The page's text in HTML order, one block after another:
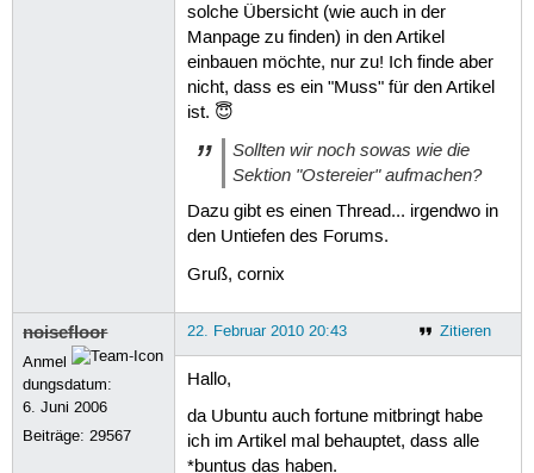
solche Übersicht (wie auch in der
Manpage zu finden) in den Artikel
einbauen möchte, nur zu! Ich finde aber
nicht, dass es ein "Muss" für den Artikel
ist. 😇
Sollten wir noch sowas wie die
Sektion "Ostereier" aufmachen?
Dazu gibt es einen Thread... irgendwo in
den Untiefen des Forums.
Gruß, cornix
noisefloor
Anmel
dungsdatum:
6. Juni 2006
Beiträge:29567
Zitieren
22. Februar 2010 20:43
Hallo,
da Ubuntu auch fortune mitbringt habe
ich im Artikel mal behauptet, dass alle
*buntus das haben.